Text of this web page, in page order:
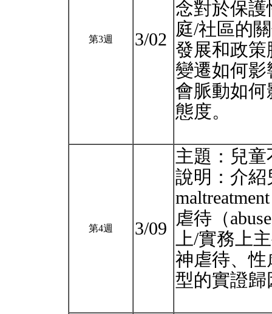
第3週 3/02
念對於保
庭/社區的
發展和政
變遷如何
會脈動如
態度。
第4週 3/09
主題：兒
說明：介紹
虐待（
上/實務上
神虐待、
型的實證歸